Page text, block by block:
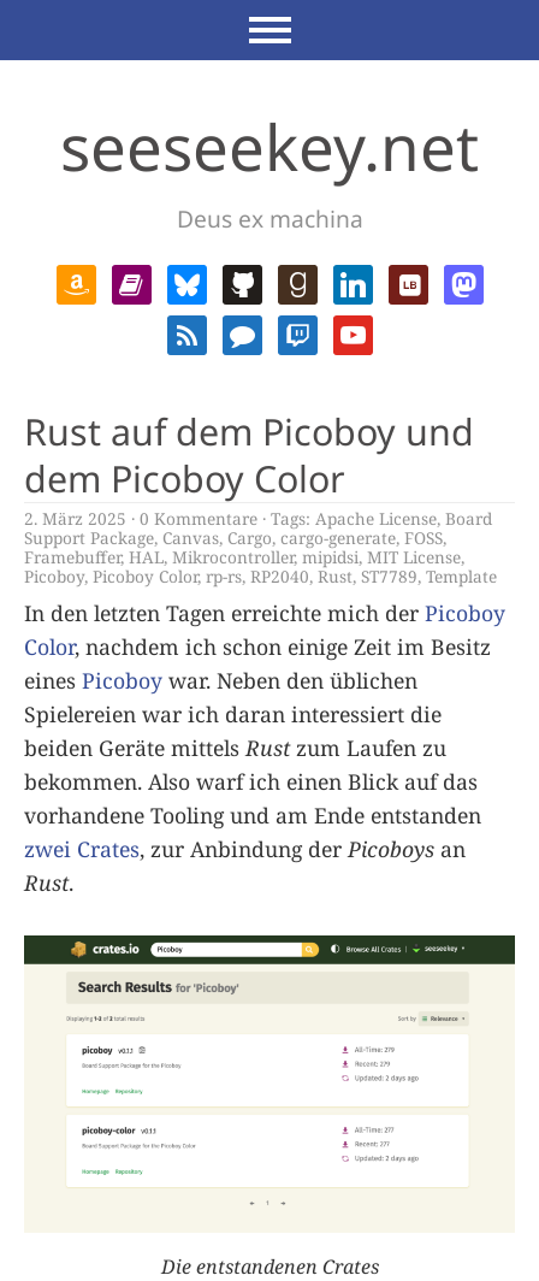
seeseekey.net
Deus ex machina
Rust auf dem Picoboy und
dem Picoboy Color
2. März 2025 0 Kommentare Tags: Apache License, Board
Support Package, Canvas, Cargo, cargo-generate, FOSS,
Framebuffer, HAL, Mikrocontroller, mipidsi, MIT License,
Picoboy, Picoboy Color, rp-rs, RP2040, Rust, ST7789, Template
In den letzten Tagen erreichte mich der Picoboy
Color, nachdem ich schon einige Zeit im Besitz
eines Picoboy war. Neben den üblichen
Spielereien war ich daran interessiert die
beiden Geräte mittels Rustzum Laufen zu
bekommen. Also warf ich einen Blick auf das
vorhandene Tooling und am Ende entstanden
zwei Crates, zur Anbindung der Picoboys an
Rust.
Die entstandenen Crates